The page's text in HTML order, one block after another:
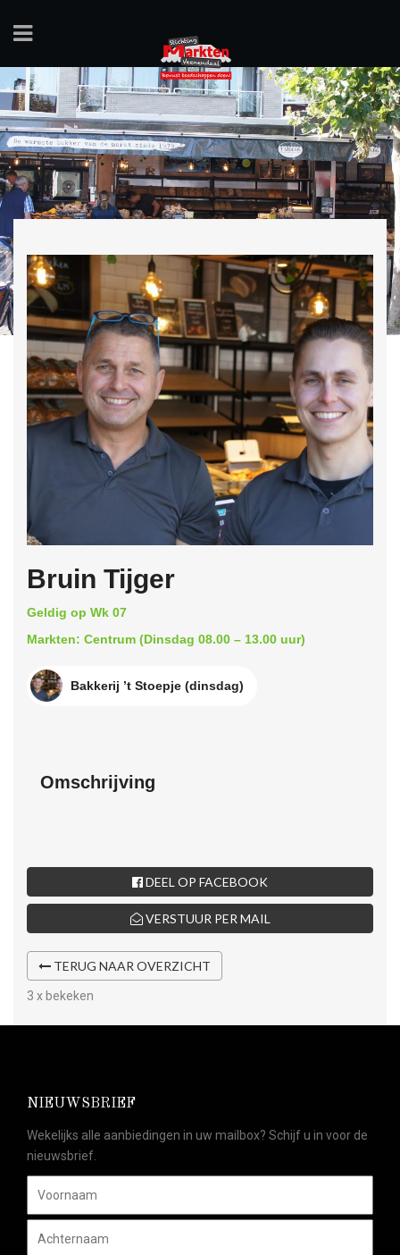
Bruin Tijger
Geldig op Wk 07
Markten: Centrum (Dinsdag 08.00 – 13.00 uur)
Bakkerij ’t Stoepje (dinsdag)
Omschrijving
DEEL OP FACEBOOK
VERSTUUR PER MAIL
TERUG NAAR OVERZICHT
3 x bekeken
NIEUWSBRIEF
Wekelijks alle aanbiedingen in uw mailbox? Schijf u in voor de
nieuwsbrief.